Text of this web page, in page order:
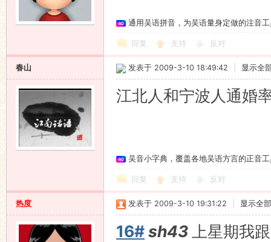
通用吴语拼音，为吴语量身定做的注音
回复 支持 反对
春山 发表于 2009-3-10 18:49:42 显示全
江北人和宁波人通婚
吴音小字典，覆盖各地吴语方言的正音
回复 支持 反对
热度 发表于 2009-3-10 19:31:22 显示全
16#sh43 上星期我